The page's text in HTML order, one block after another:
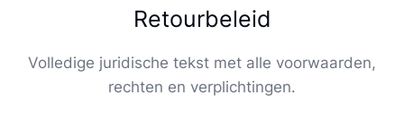
Retourbeleid
Volledige juridische tekst met alle voorwaarden,
rechten en verplichtingen.